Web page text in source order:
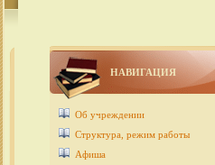
НАВИГАЦИЯ
Об учреждении
Структура, режим работы
Афиша